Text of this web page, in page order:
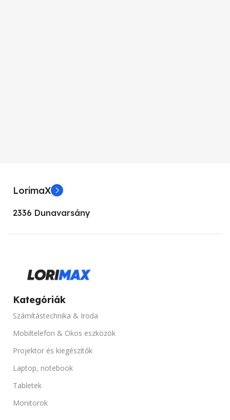
LorimaX
2336 Dunavarsány
Kategóriák
Számítástechnika & Iroda
Mobiltelefon & Okos eszközök
Projektor és kiegészítők
Laptop, notebook
Tabletek
Monitorok